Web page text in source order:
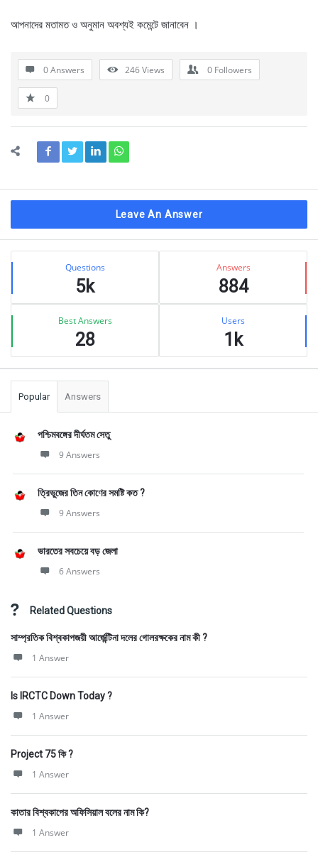
আপনাদের মতামত ও অনুমান অবশ্যই কমেন্টে জানাবেন ।
0 Answers 246Views 0 Followers
0
Leave An Answer
Sidebar
Stats Questions
5k
Answers
884
Best Answers
28
Users
1k
Popular Answers
পশ্চিমবঙ্গের দীর্ঘতম সেতু
9 Answers
ত্রিভুজের তিন কোণের সমষ্টি কত ?
9 Answers
ভারতের সবচেয়ে বড় জেলা
6 Answers
Related Questions
সাম্প্রতিক বিশ্বকাপজয়ী আর্জেন্টিনা দলের গোলরক্ষকের নাম কী ?
1 Answer
Is IRCTC Down Today ?
1 Answer
Project 75 কি ?
1 Answer
কাতার বিশ্বকাপের অফিসিয়াল বলের নাম কি?
1 Answer